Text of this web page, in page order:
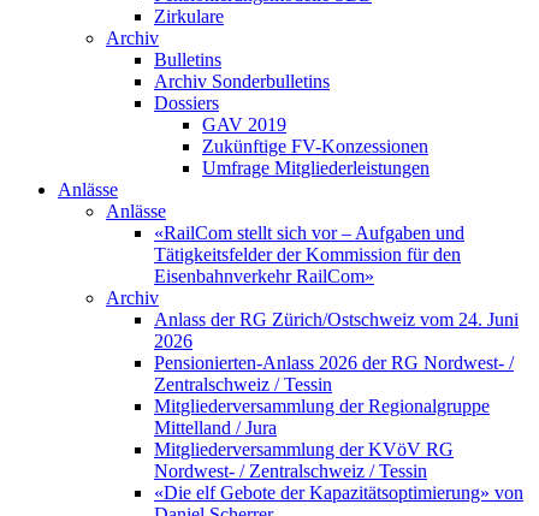
Zirkulare
Archiv
Bulletins
Archiv Sonderbulletins
Dossiers
GAV 2019
Zukünftige FV-Konzessionen
Umfrage Mitgliederleistungen
Anlässe
Anlässe
«RailCom stellt sich vor – Aufgaben und
Tätigkeitsfelder der Kommission für den
Eisenbahnverkehr RailCom»
Archiv
Anlass der RG Zürich/Ostschweiz vom 24. Juni
2026
Pensionierten-Anlass 2026 der RG Nordwest- /
Zentralschweiz / Tessin
Mitgliederversammlung der Regionalgruppe
Mittelland / Jura
Mitgliederversammlung der KVöV RG
Nordwest- / Zentralschweiz / Tessin
«Die elf Gebote der Kapazitätsoptimierung» von